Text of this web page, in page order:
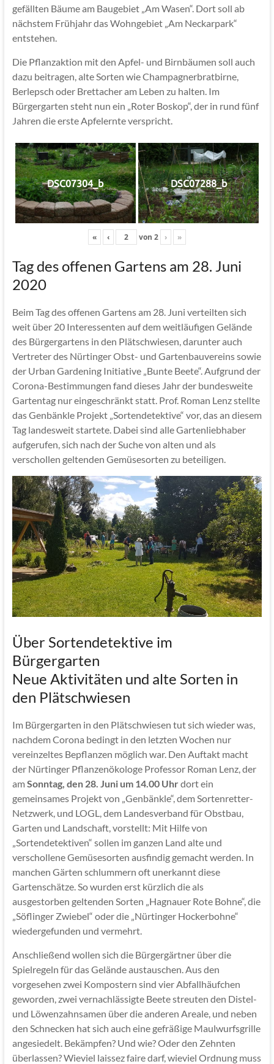
gefällten Bäume am Baugebiet „Am Wasen“. Dort soll ab
nächstem Frühjahr das Wohngebiet „Am Neckarpark“
entstehen.
Die Pflanzaktion mit den Apfel- und Birnbäumen soll auch
dazu beitragen, alte Sorten wie Champagnerbratbirne,
Berlepsch oder Brettacher am Leben zu halten. Im
Bürgergarten steht nun ein „Roter Boskop“, der in rund fünf
Jahren die erste Apfelernte verspricht.
DSC07304_b DSC07288_b
« ‹ von 2 › »
Tag des offenen Gartens am 28. Juni
2020
Beim Tag des offenen Gartens am 28. Juni verteilten sich
weit über 20 Interessenten auf dem weitläufigen Gelände
des Bürgergartens in den Plätschwiesen, darunter auch
Vertreter des Nürtinger Obst- und Gartenbauvereins sowie
der Urban Gardening Initiative „Bunte Beete“. Aufgrund der
Corona-Bestimmungen fand dieses Jahr der bundesweite
Gartentag nur eingeschränkt statt. Prof. Roman Lenz stellte
das Genbänkle Projekt „Sortendetektive“ vor, das an diesem
Tag landesweit startete. Dabei sind alle Gartenliebhaber
aufgerufen, sich nach der Suche von alten und als
verschollen geltenden Gemüsesorten zu beteiligen.
Über Sortendetektive im
Bürgergarten
Neue Aktivitäten und alte Sorten in
den Plätschwiesen
Im Bürgergarten in den Plätschwiesen tut sich wieder was,
nachdem Corona bedingt in den letzten Wochen nur
vereinzeltes Bepflanzen möglich war. Den Auftakt macht
der Nürtinger Pflanzenökologe Professor Roman Lenz, der
amSonntag, den 28. Juni um 14.00 Uhrdort ein
gemeinsames Projekt von „Genbänkle“, dem Sortenretter-
Netzwerk, und LOGL, dem Landesverband für Obstbau,
Garten und Landschaft, vorstellt: Mit Hilfe von
„Sortendetektiven“ sollen im ganzen Land alte und
verschollene Gemüsesorten ausfindig gemacht werden. In
manchen Gärten schlummern oft unerkannt diese
Gartenschätze. So wurden erst kürzlich die als
ausgestorben geltenden Sorten „Hagnauer Rote Bohne“, die
„Söflinger Zwiebel“ oder die „Nürtinger Hockerbohne“
wiedergefunden und vermehrt.
Anschließend wollen sich die Bürgergärtner über die
Spielregeln für das Gelände austauschen. Aus den
vorgesehen zwei Kompostern sind vier Abfallhäufchen
geworden, zwei vernachlässigte Beete streuten den Distel-
und Löwenzahnsamen über die anderen Areale, und neben
den Schnecken hat sich auch eine gefräßige Maulwurfsgrille
angesiedelt. Bekämpfen? Und wie? Oder den Zehnten
überlassen? Wieviel laissez faire darf, wieviel Ordnung muss